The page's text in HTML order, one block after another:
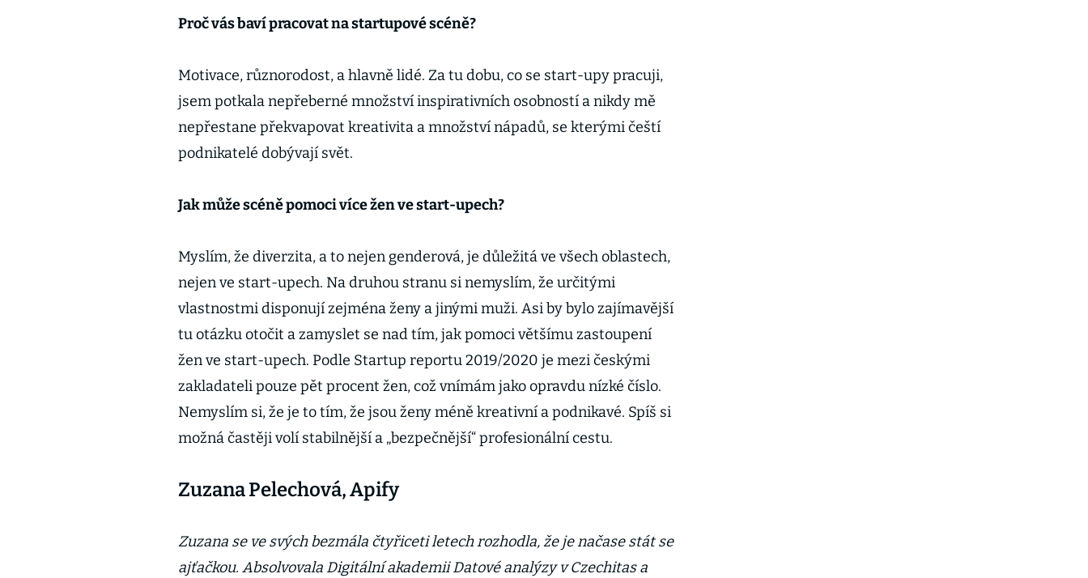
Proč vás baví pracovat na startupové scéně?
Motivace, různorodost, a hlavně lidé. Za tu dobu, co se start-upy pracuji,
jsem potkala nepřeberné množství inspirativních osobností a nikdy mě
nepřestane překvapovat kreativita a množství nápadů, se kterými čeští
podnikatelé dobývají svět.
Jak může scéně pomoci více žen ve start-upech?
Myslím, že diverzita, a to nejen genderová, je důležitá ve všech oblastech,
nejen ve start-upech. Na druhou stranu si nemyslím, že určitými
vlastnostmi disponují zejména ženy a jinými muži. Asi by bylo zajímavější
tu otázku otočit a zamyslet se nad tím, jak pomoci většímu zastoupení
žen ve start-upech. Podle Startup reportu 2019/2020 je mezi českými
zakladateli pouze pět procent žen, což vnímám jako opravdu nízké číslo.
Nemyslím si, že je to tím, že jsou ženy méně kreativní a podnikavé. Spíš si
možná častěji volí stabilnější a „bezpečnější“ profesionální cestu.
Zuzana Pelechová, Apify
Zuzana se ve svých bezmála čtyřiceti letech rozhodla, že je načase stát se
ajťačkou. Absolvovala Digitální akademii Datové analýzy v Czechitas a